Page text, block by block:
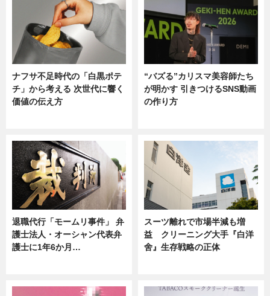
ナフサ不足時代の「白黒ポテ
チ」から考える 次世代に響く
価値の伝え方
“バズる”カリスマ美容師たち
が明かす 引きつけるSNS動画
の作り方
退職代行「モームリ事件」 弁
護士法人・オーシャン代表弁
護士に1年6か月…
スーツ離れで市場半減も増
益 クリーニング大手『白洋
舍』生存戦略の正体